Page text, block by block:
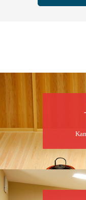
前売
桂二
（似顔
の眞
★
8
噺家